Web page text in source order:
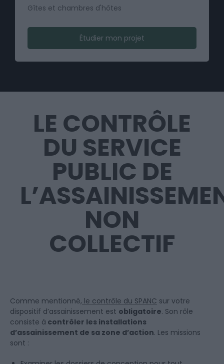
Gîtes et chambres d'hôtes
Étudier mon projet
LE CONTRÔLE
DU SERVICE
PUBLIC DE
NON
COLLECTIF
Comme mentionné, le contrôle du SPANC sur votre
dispositif d’assainissement est obligatoire. Son rôle
consiste à contrôler les installations
d’assainissement de sa zone d’action. Les missions
sont :